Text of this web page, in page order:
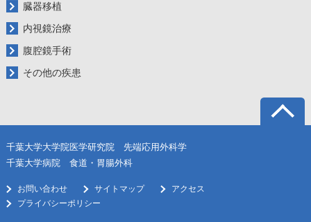
臓器移植
内視鏡治療
腹腔鏡手術
その他の疾患
千葉大学大学院医学研究院 先端応用外科学
千葉大学病院 食道・胃腸外科
お問い合わせ サイトマップ
アクセス
プライバシーポリシー